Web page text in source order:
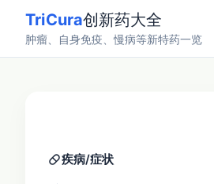
TriCura创新药大全
肿瘤、自身免疫、慢病等新特药一览
pill疾病/症状